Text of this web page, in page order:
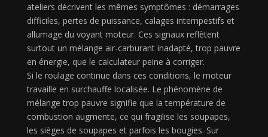
ateliers décrivent les mêmes symptômes : démarrages
difficiles, pertes de puissance, calages intempestifs et
allumage du voyant moteur. Ces signaux reflètent
surtout un mélange air-carburant inadapté, trop pauvre
en énergie, que le calculateur peine à corriger.
Si le roulage continue dans ces conditions, le moteur
travaille en surchauffe localisée. Le phénomène de
mélange trop pauvre signifie que la température de
combustion augmente, ce qui fragilise les soupapes,
les sièges de soupapes et parfois les bougies. Sur